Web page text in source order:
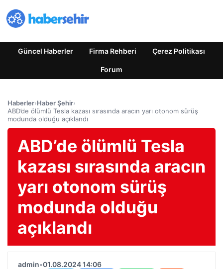
Güncel Haberler Firma Rehberi Çerez Politikası
Forum
Haberler›Haber Şehir›
ABD’de ölümlü Tesla kazası sırasında aracın yarı otonom sürüş
modunda olduğu açıklandı
ABD’de ölümlü Tesla
kazası sırasında aracın
yarı otonom sürüş
modunda olduğu
açıklandı
admin•01.08.2024 14:06